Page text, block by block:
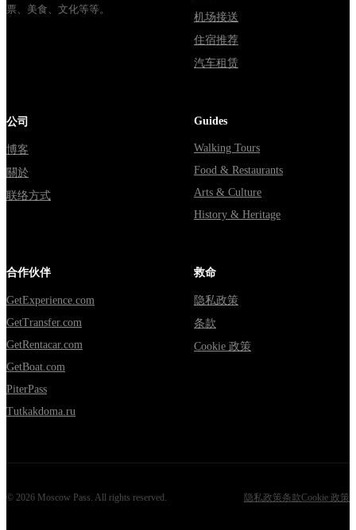
票、美食、文化等等。
机场接送
住宿推荐
汽车租赁
公司
博客
關於
联络方式
Guides
Walking Tours
Food & Restaurants
Arts & Culture
History & Heritage
合作伙伴
GetExperience.com
GetTransfer.com
GetRentacar.com
GetBoat.com
PiterPass
Tutkakdoma.ru
救命
隐私政策
条款
Cookie 政策
© 2026 Moscow Pass. All rights reserved. 隐私政策条款Cookie 政策